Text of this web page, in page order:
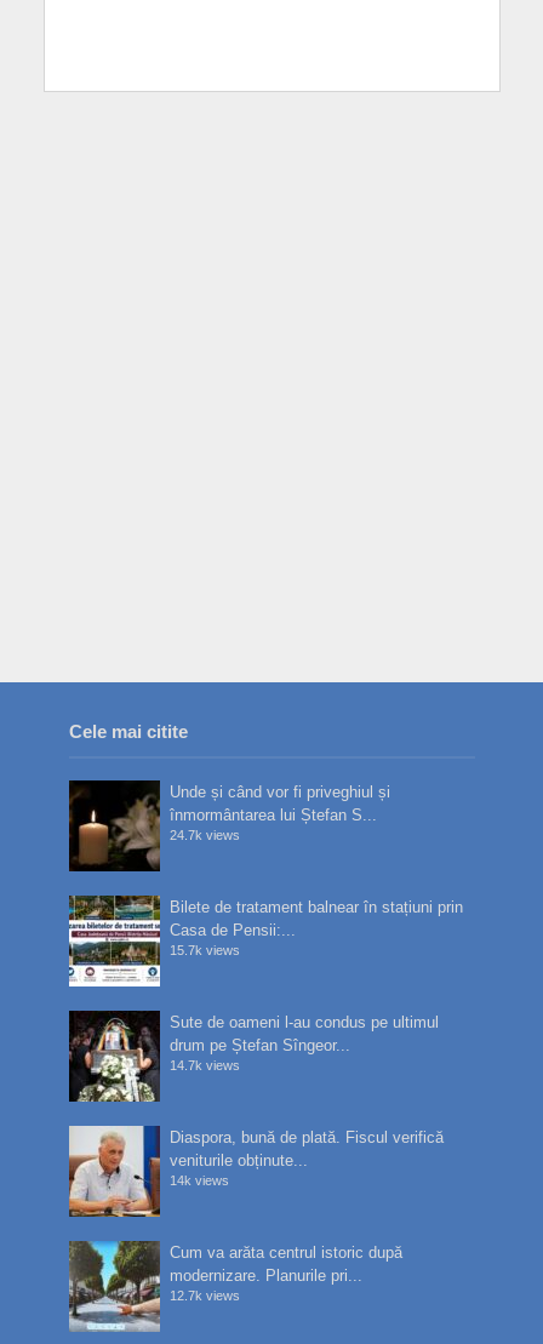
Cele mai citite
Unde și când vor fi priveghiul și
înmormântarea lui Ștefan S...
24.7k views
Bilete de tratament balnear în stațiuni prin
Casa de Pensii:...
15.7k views
Sute de oameni l-au condus pe ultimul
drum pe Ștefan Sîngeor...
14.7k views
Diaspora, bună de plată. Fiscul verifică
veniturile obținute...
14k views
Cum va arăta centrul istoric după
modernizare. Planurile pri...
12.7k views